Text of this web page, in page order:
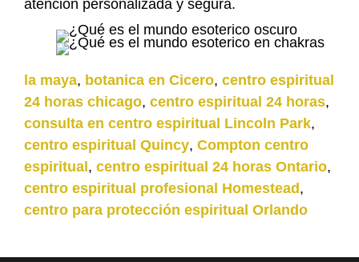
atención personalizada y segura.
la maya, botanica en Cicero, centro espiritual
24 horas chicago, centro espiritual 24 horas,
consulta en centro espiritual Lincoln Park,
centro espiritual Quincy, Compton centro
espiritual , centro espiritual 24 horas Ontario,
centro espiritual profesional Homestead ,
centro para protección espiritual Orlando